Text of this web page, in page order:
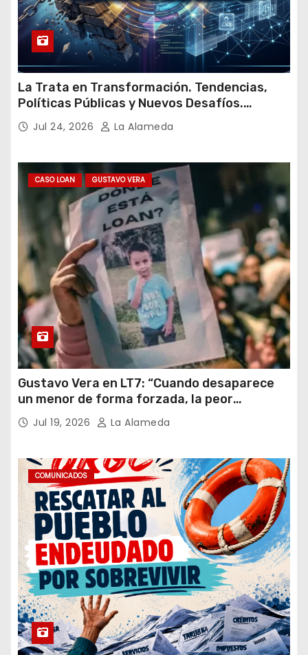
La Trata en Transformación. Tendencias,
Políticas Públicas y Nuevos Desafíos.
Argentina y el Mundo – Julio 2026
Jul 24, 2026 La Alameda
CASO LOAN GUSTAVO VERA
Gustavo Vera en LT7: “Cuando desaparece
un menor de forma forzada, la peor
hipótesis es trata, y así debe seguir
caratulado el caso Loan”
Jul 19, 2026 La Alameda
COMUNICADOS